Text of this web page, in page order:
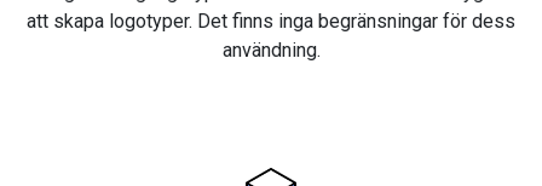
att skapa logotyper. Det finns inga begränsningar för dess
användning.